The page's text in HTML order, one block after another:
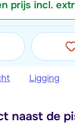
prijs incl.
Ligging
naast de